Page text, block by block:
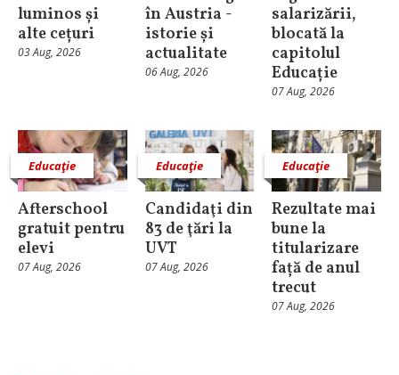
luminos și
alte cețuri
03 Aug, 2026
în Austria -
istorie și
actualitate
06 Aug, 2026
salarizării,
blocată la
capitolul
Educație
07 Aug, 2026
Educaţie
Afterschool
gratuit pentru
elevi
07 Aug, 2026
Educaţie
Candidaţi din
83 de ţări la
UVT
07 Aug, 2026
Educaţie
Rezultate mai
bune la
titularizare
față de anul
trecut
07 Aug, 2026